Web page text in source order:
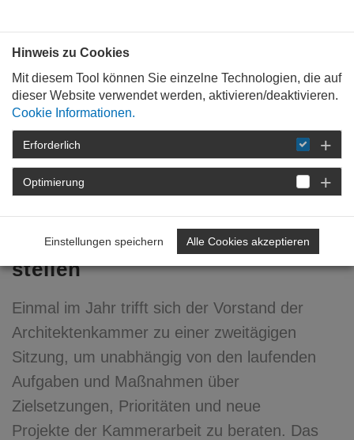
STARTSEITE
DETAIL
Weichen für die Zukunft
stellen
Einmal im Jahr trifft sich der Vorstand der
Architektenkammer zu einer zweitägigen
Sitzung, um unabhängig von den laufenden
Aufgaben und Maßnahmen über
Zielsetzungen, Prioritäten und neue
Projekte der Kammerarbeit zu beraten. Das
Hinweis zu Cookies
Mit diesem Tool können Sie einzelne Technologien, die auf
dieser Website verwendet werden, aktivieren/deaktivieren.
Cookie Informationen.
Erforderlich
Optimierung
Einstellungen speichern Alle Cookies akzeptieren